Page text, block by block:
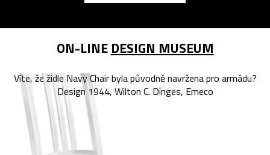
ON-LINE DESIGN MUSEUM
Víte, že židle Navy Chair byla původně navržena pro armádu?
Design 1944, Wilton C. Dinges, Emeco